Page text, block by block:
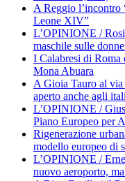
A Reggio l’incontro
Leone XIV”
L’OPINIONE /
maschile sulle
I Calabresi di Roma
Mona Abuara
A Gioia Tauro al via
aperto anche agli
L’OPINIONE /
Piano Europeo per
Rigenerazione
modello europeo di
L’OPINIONE /
nuovo aeroporto,